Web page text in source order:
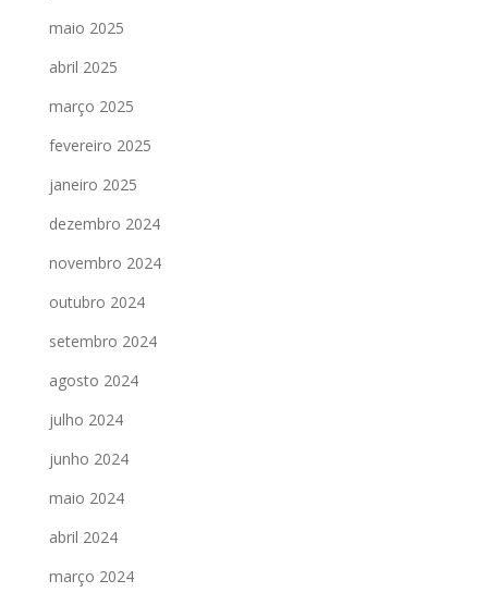
maio 2025
abril 2025
março 2025
fevereiro 2025
janeiro 2025
dezembro 2024
novembro 2024
outubro 2024
setembro 2024
agosto 2024
julho 2024
junho 2024
maio 2024
abril 2024
março 2024